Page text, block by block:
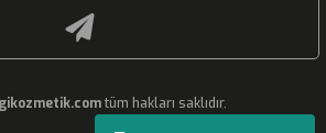
tüm hakları saklıdır.